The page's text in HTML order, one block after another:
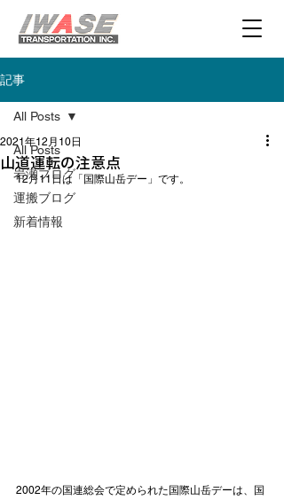
記事
All Posts
岩瀬ブログ
運搬ブログ
新着情報
All Posts
山道運転の注意点
2021年12月10日
12月11日は 「国際山岳デー」 です。
2002年の国連総会で定められた国際山岳デーは、国